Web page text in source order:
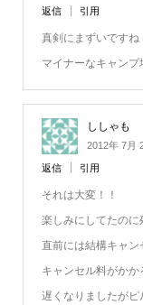
返信 引用
真剣にまずいですね
マイナーなキャンプ
ししゃも
2012年 7月
返信 引用
それは大変！！
楽しみにしてたの
直前には結構キャン
キャンセル料がかか
遅くなりましたがピ